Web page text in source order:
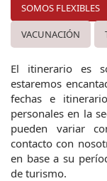
SOMOS FLEXIBLES
VACUNACIÓN
El itinerario es
estaremos
fechas e
personales en la
pueden variar
contacto con
en base a su
de turismo.